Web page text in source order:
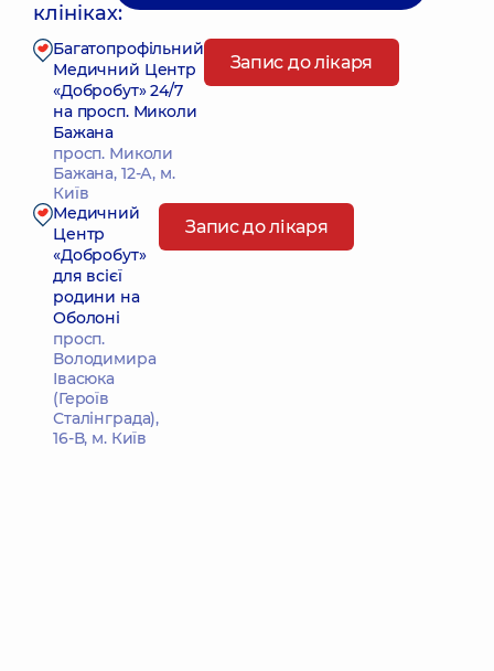
клініках:
Багатопрофільний
Медичний Центр
«Добробут» 24/7
на просп. Миколи
Бажана
просп. Миколи
Бажана, 12-А, м.
Київ
Запис до лікаря
Медичний
Центр
«Добробут»
для всієї
родини на
Оболоні
просп.
Володимира
Івасюка
(Героїв
Сталінграда),
16-В, м. Київ
Запис до лікаря